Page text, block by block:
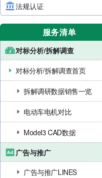
法规认证
服务清单
对标分析/拆解调查
对标分析/拆解调查首页
拆解调研数据销售一览
电动车电机对比
Model3 CAD数据
广告与推广
广告与推广LINES